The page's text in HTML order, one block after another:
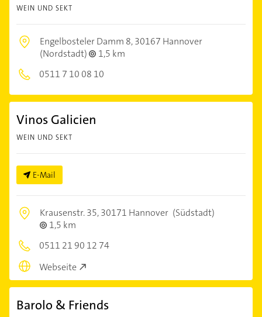
WEIN UND SEKT
Engelbosteler Damm 8,30167 Hannover
(Nordstadt)
1,5 km
0511 7 10 08 10
Vinos Galicien
WEIN UND SEKT
E-Mail
Krausenstr. 35,30171 Hannover (Südstadt)
1,5 km
0511 21 90 12 74
Webseite
Barolo & Friends